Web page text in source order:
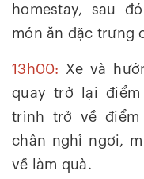
homestay, sau
món ăn đặc trưng
13h00: Xe và
quay trở lại
trình trở về
chân nghỉ ngơi,
về làm quà.